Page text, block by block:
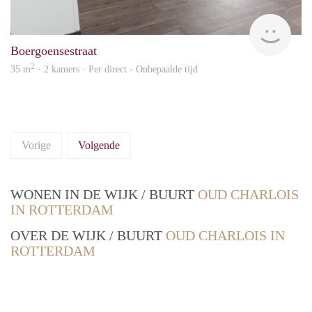
Boergoensestraat
35 m2 · 2 kamers · Per direct - Onbepaalde tijd
Vorige Volgende
WONEN IN DE WIJK / BUURT OUD CHARLOIS
IN ROTTERDAM
OVER DE WIJK / BUURT OUD CHARLOIS IN
ROTTERDAM